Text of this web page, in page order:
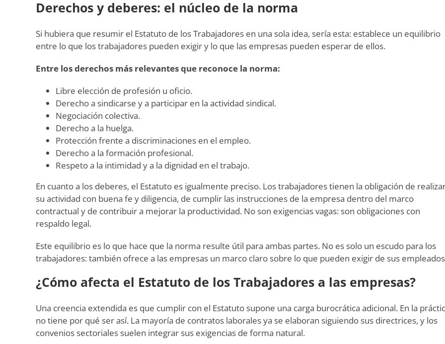
Derechos y deberes: el núcleo de la norma
Si hubiera que resumir el Estatuto de los Trabajadores en una sola idea, sería esta: establece un equilibrio
entre lo que los trabajadores pueden exigir y lo que las empresas pueden esperar de ellos.
Entre los derechos más relevantes que reconoce la norma:
Libre elección de profesión u oficio.
Derecho a sindicarse y a participar en la actividad sindical.
Negociación colectiva.
Derecho a la huelga.
Protección frente a discriminaciones en el empleo.
Derecho a la formación profesional.
Respeto a la intimidad y a la dignidad en el trabajo.
En cuanto a los deberes, el Estatuto es igualmente preciso. Los trabajadores tienen la obligación de
su actividad con buena fe y diligencia, de cumplir las instrucciones de la empresa dentro del marco
contractual y de contribuir a mejorar la productividad. No son exigencias vagas: son obligaciones con
respaldo legal.
Este equilibrio es lo que hace que la norma resulte útil para ambas partes. No es solo un escudo para los
trabajadores: también ofrece a las empresas un marco claro sobre lo que pueden exigir de sus
¿Cómo afecta el Estatuto de los Trabajadores a las empresas?
Una creencia extendida es que cumplir con el Estatuto supone una carga burocrática adicional. En la
no tiene por qué ser así. La mayoría de contratos laborales ya se elaboran siguiendo sus directrices, y los
convenios sectoriales suelen integrar sus exigencias de forma natural.